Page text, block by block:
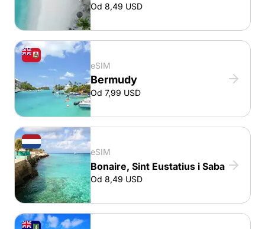
Od 8,49 USD
eSIM
Bermudy
Od 7,99 USD
eSIM
Bonaire, Sint Eustatius i Saba
Od 8,49 USD